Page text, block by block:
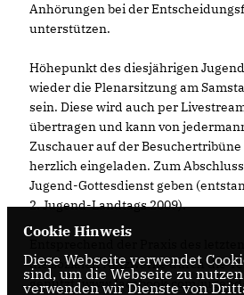
Anhörungen bei der
unterstützen.
Höhepunkt des diesjährigen
wieder die Plenarsitzung am
sein. Diese wird auch per
übertragen und kann von
Zuschauer auf der
herzlich eingeladen. Zum
Jugend-Gottesdienst geben
2. Jugend-Landtags 2009).
die sozialen Netzwerke durch die
genutzt (www.facebook.com/
Cookie Hinweis
Diese Webseite verwendet
sind, um die Webseite zu
verwenden wir Dienste von